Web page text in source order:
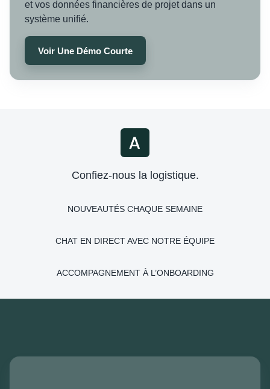
et vos données financières de projet dans un
système unifié.
Voir Une Démo Courte
Confiez-nous la logistique.
NOUVEAUTÉS CHAQUE SEMAINE
CHAT EN DIRECT AVEC NOTRE ÉQUIPE
ACCOMPAGNEMENT À L’ONBOARDING